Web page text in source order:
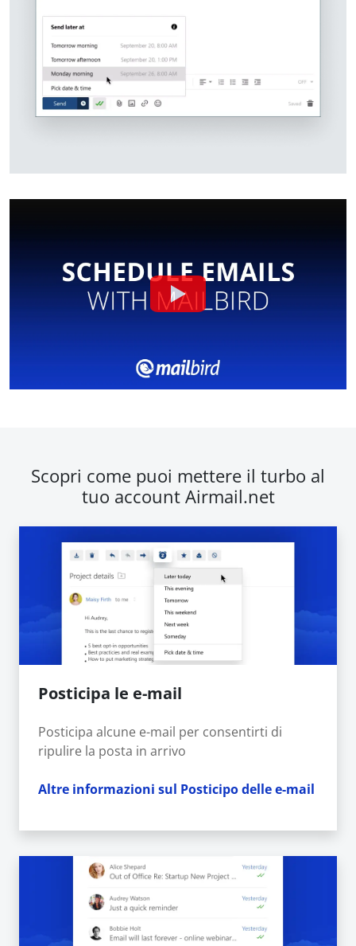
Scopri come puoi mettere il turbo al
tuo account Airmail.net
Posticipa le e-mail
Posticipa alcune e-mail per consentirti di
ripulire la posta in arrivo
Altre informazioni sul Posticipo delle e-mail